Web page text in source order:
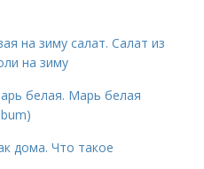
на зиму салат. Салат из
на зиму
белая. Марь белая
дома. Что такое